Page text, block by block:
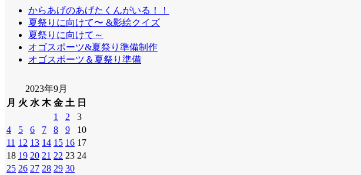
からあげのあげたくんがいる！！
夏祭りに向けて〜 &影絵クイズ
夏祭りに向けて～
オゴスポーツ&夏祭り準備制作
オゴスポーツ＆夏祭り準備
2023年9月
月 火 水 木 金 土 日
1
2
3
4
5 6 7 8 9
10
11 12 13 14 15 16 17
18 19 20 21 22 23 24
25 26 27 28 29 30